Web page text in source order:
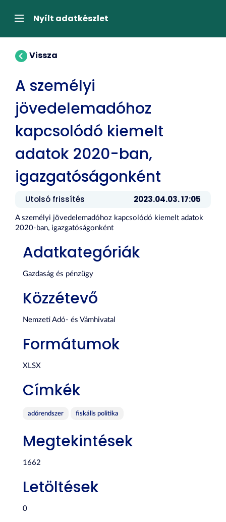
átugrásaNavigációNyílt adatkészlet
Vissza
A személyi
jövedelemadóhoz
kapcsolódó kiemelt
adatok 2020-ban,
igazgatóságonként
Utolsó frissítés 2023.04.03. 17:05
A személyi jövedelemadóhoz kapcsolódó kiemelt adatok
2020-ban, igazgatóságonként
Adatkategóriák
Gazdaság és pénzügy
Közzétevő
Nemzeti Adó- és Vámhivatal
Formátumok
XLSX
Címkék
adórendszer fiskális politika
Megtekintések
1662
Letöltések
0